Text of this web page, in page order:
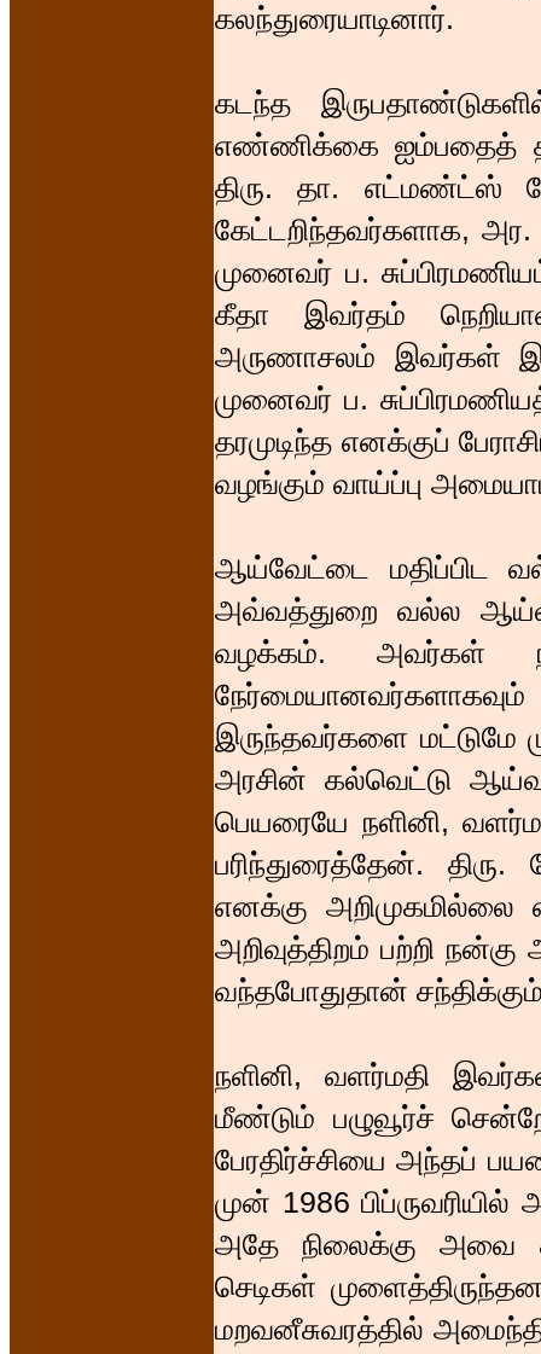
கலந்துரையாடினார்.
கடந்த
எண்ணிக்கை ஐம்பதைத்
திரு. தா. எட்மண்ட்ஸ்
கேட்டறிந்தவர்களாக, அர.
முனைவர் ப.
கீதா இவர்தம்
அருணாசலம் இவர்கள்
முனைவர் ப.
தரமுடிந்த எனக்குப்
வழங்கும் வாய்ப்பு
ஆய்வேட்டை மதிப்பிட
அவ்வத்துறை வல்ல
வழக்கம். அவர்கள்
இருந்தவர்களை மட்டுமே
அரசின் கல்வெட்டு
பெயரையே நளினி,
பரிந்துரைத்தேன்.
எனக்கு
அறிவுத்திறம் பற்றி
வந்தபோதுதான்
நளினி, வளர்மதி
மீண்டும் பழுவூர்ச்
பேரதிர்ச்சியை அந்தப்
முன் 1986
அதே நிலைக்கு அவை
செடிகள்
மறவனீசுவரத்தில்